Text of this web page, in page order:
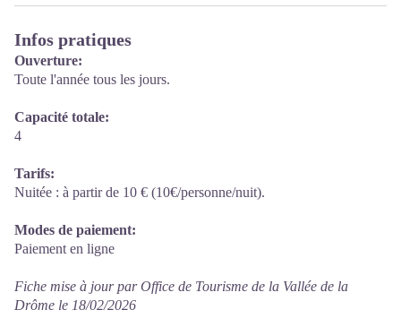
Infos pratiques
Ouverture:
Toute l'année tous les jours.
Capacité totale:
4
Tarifs:
Nuitée : à partir de 10 € (10€/personne/nuit).
Modes de paiement:
Paiement en ligne
Fiche mise à jour par Office de Tourisme de la Vallée de la
Drôme le 18/02/2026